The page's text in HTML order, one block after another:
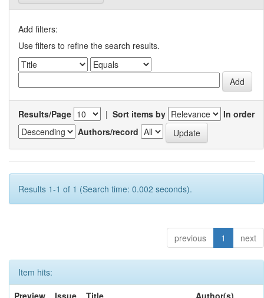
Add filters:
Use filters to refine the search results.
Results/Page | Sort items by
In order
Authors/record
Results 1-1 of 1 (Search time: 0.002 seconds).
previous 1 next
Item hits:
Preview
Issue
Title Author(s)